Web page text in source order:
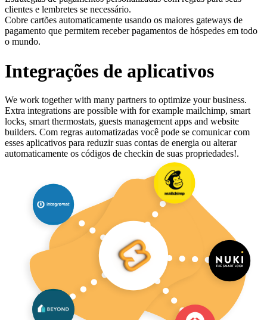
clientes e lembretes se necessário.
Cobre cartões automaticamente usando os maiores gateways de
pagamento que permitem receber pagamentos de hóspedes em todo
o mundo.
Integrações de aplicativos
We work together with many partners to optimize your business.
Extra integrations are possible with for example mailchimp, smart
locks, smart thermostats, guests management apps and website
builders. Com regras automatizadas você pode se comunicar com
esses aplicativos para reduzir suas contas de energia ou alterar
automaticamente os códigos de checkin de suas propriedades!.